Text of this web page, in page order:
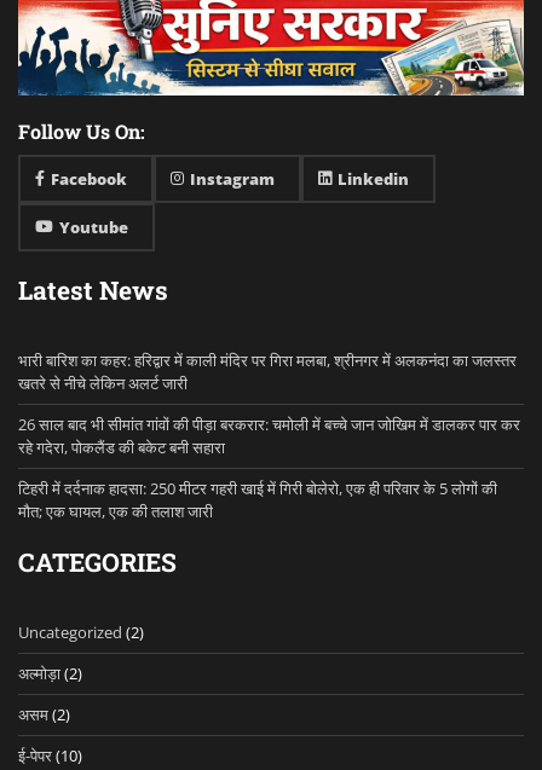
Follow Us On:
Facebook Instagram Linkedin
Youtube
Latest News
भारी बारिश का कहर: हरिद्वार में काली मंदिर पर गिरा मलबा, श्रीनगर में अलकनंदा का जलस्तर
खतरे से नीचे लेकिन अलर्ट जारी
26 साल बाद भी सीमांत गांवों की पीड़ा बरकरार: चमोली में बच्चे जान जोखिम में डालकर पार कर
रहे गदेरा, पोकलैंड की बकेट बनी सहारा
टिहरी में दर्दनाक हादसा: 250 मीटर गहरी खाई में गिरी बोलेरो, एक ही परिवार के 5 लोगों की
मौत; एक घायल, एक की तलाश जारी
CATEGORIES
Uncategorized (2)
अल्मोड़ा(2)
असम(2)
ई-पेपर(10)